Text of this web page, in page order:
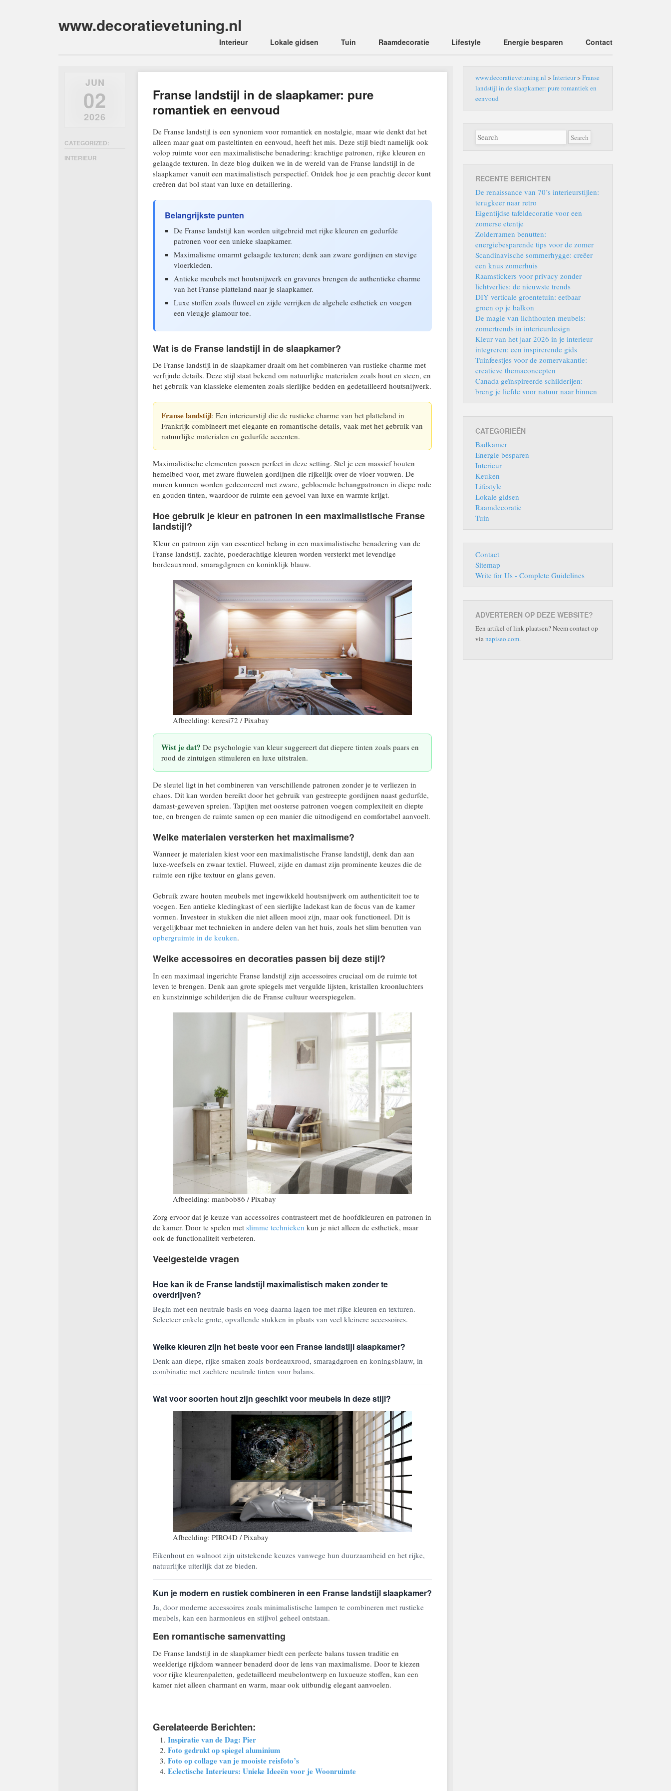
www.decoratievetuning.nl
Main menu
Interieur Lokale gidsen Tuin Raamdecoratie Lifestyle Energie besparen Contact
Franse landstijl in de slaapkamer: pure
romantiek en eenvoud
De Franse landstijl is een synoniem voor romantiek en nostalgie, maar wie denkt dat het
alleen maar gaat om pasteltinten en eenvoud, heeft het mis. Deze stijl biedt namelijk ook
volop ruimte voor een maximalistische benadering: krachtige patronen, rijke kleuren en
gelaagde texturen. In deze blog duiken we in de wereld van de Franse landstijl in de
slaapkamer vanuit een maximalistisch perspectief. Ontdek hoe je een prachtig decor kunt
creëren dat bol staat van luxe en detaillering.
Belangrijkste punten
De Franse landstijl kan worden uitgebreid met rijke kleuren en gedurfde
patronen voor een unieke slaapkamer.
Maximalisme omarmt gelaagde texturen; denk aan zware gordijnen en stevige
vloerkleden.
Antieke meubels met houtsnijwerk en gravures brengen de authentieke charme
van het Franse platteland naar je slaapkamer.
Luxe stoffen zoals fluweel en zijde verrijken de algehele esthetiek en voegen
een vleugje glamour toe.
Wat is de Franse landstijl in de slaapkamer?
De Franse landstijl in de slaapkamer draait om het combineren van rustieke charme met
verfijnde details. Deze stijl staat bekend om natuurlijke materialen zoals hout en steen, en
het gebruik van klassieke elementen zoals sierlijke bedden en gedetailleerd houtsnijwerk.
Franse landstijl: Een interieurstijl die de rustieke charme van het platteland in
Frankrijk combineert met elegante en romantische details, vaak met het gebruik van
natuurlijke materialen en gedurfde accenten.
Maximalistische elementen passen perfect in deze setting. Stel je een massief houten
hemelbed voor, met zware fluwelen gordijnen die rijkelijk over de vloer vouwen. De
muren kunnen worden gedecoreerd met zware, gebloemde behangpatronen in diepe rode
en gouden tinten, waardoor de ruimte een gevoel van luxe en warmte krijgt.
Hoe gebruik je kleur en patronen in een maximalistische Franse
landstijl?
Kleur en patroon zijn van essentieel belang in een maximalistische benadering van de
Franse landstijl. zachte, poederachtige kleuren worden versterkt met levendige
bordeauxrood, smaragdgroen en koninklijk blauw.
Afbeelding: keresi72 / Pixabay
Wist je dat? De psychologie van kleur suggereert dat diepere tinten zoals paars en
rood de zintuigen stimuleren en luxe uitstralen.
De sleutel ligt in het combineren van verschillende patronen zonder je te verliezen in
chaos. Dit kan worden bereikt door het gebruik van gestreepte gordijnen naast gedurfde,
damast-geweven spreien. Tapijten met oosterse patronen voegen complexiteit en diepte
toe, en brengen de ruimte samen op een manier die uitnodigend en comfortabel aanvoelt.
Welke materialen versterken het maximalisme?
Wanneer je materialen kiest voor een maximalistische Franse landstijl, denk dan aan
luxe-weefsels en zwaar textiel. Fluweel, zijde en damast zijn prominente keuzes die de
ruimte een rijke textuur en glans geven.
Gebruik zware houten meubels met ingewikkeld houtsnijwerk om authenticiteit toe te
voegen. Een antieke kledingkast of een sierlijke ladekast kan de focus van de kamer
vormen. Investeer in stukken die niet alleen mooi zijn, maar ook functioneel. Dit is
vergelijkbaar met technieken in andere delen van het huis, zoals het slim benutten van
opbergruimte in de keuken.
Welke accessoires en decoraties passen bij deze stijl?
In een maximaal ingerichte Franse landstijl zijn accessoires cruciaal om de ruimte tot
leven te brengen. Denk aan grote spiegels met vergulde lijsten, kristallen kroonluchters
en kunstzinnige schilderijen die de Franse cultuur weerspiegelen.
Afbeelding: manbob86 / Pixabay
Zorg ervoor dat je keuze van accessoires contrasteert met de hoofdkleuren en patronen in
de kamer. Door te spelen met slimme technieken kun je niet alleen de esthetiek, maar
ook de functionaliteit verbeteren.
Veelgestelde vragen
Hoe kan ik de Franse landstijl maximalistisch maken zonder te
overdrijven?
Begin met een neutrale basis en voeg daarna lagen toe met rijke kleuren en texturen.
Selecteer enkele grote, opvallende stukken in plaats van veel kleinere accessoires.
Welke kleuren zijn het beste voor een Franse landstijl slaapkamer?
Denk aan diepe, rijke smaken zoals bordeauxrood, smaragdgroen en koningsblauw, in
combinatie met zachtere neutrale tinten voor balans.
Wat voor soorten hout zijn geschikt voor meubels in deze stijl?
Afbeelding: PIRO4D / Pixabay
Eikenhout en walnoot zijn uitstekende keuzes vanwege hun duurzaamheid en het rijke,
natuurlijke uiterlijk dat ze bieden.
Kun je modern en rustiek combineren in een Franse landstijl slaapkamer?
Ja, door moderne accessoires zoals minimalistische lampen te combineren met rustieke
meubels, kan een harmonieus en stijlvol geheel ontstaan.
Een romantische samenvatting
De Franse landstijl in de slaapkamer biedt een perfecte balans tussen traditie en
weelderige rijkdom wanneer benaderd door de lens van maximalisme. Door te kiezen
voor rijke kleurenpaletten, gedetailleerd meubelontwerp en luxueuze stoffen, kan een
kamer niet alleen charmant en warm, maar ook uitbundig elegant aanvoelen.
Gerelateerde Berichten:
Inspiratie van de Dag: Pier
Foto gedrukt op spiegel aluminium
Foto op collage van je mooiste reisfoto’s
Eclectische Interieurs: Unieke Ideeën voor je Woonruimte
JUN
02
2026
CATEGORIZED:
INTERIEUR
www.decoratievetuning.nl > Interieur> Franse
landstijl in de slaapkamer: pure romantiek en
eenvoud
RECENTE BERICHTEN
De renaissance van 70’s interieurstijlen:
terugkeer naar retro
Eigentijdse tafeldecoratie voor een
zomerse etentje
Zolderramen benutten:
energiebesparende tips voor de zomer
Scandinavische sommerhygge: creëer
een knus zomerhuis
Raamstickers voor privacy zonder
lichtverlies: de nieuwste trends
DIY verticale groentetuin: eetbaar
groen op je balkon
De magie van lichthouten meubels:
zomertrends in interieurdesign
Kleur van het jaar 2026 in je interieur
integreren: een inspirerende gids
Tuinfeestjes voor de zomervakantie:
creatieve themaconcepten
Canada geïnspireerde schilderijen:
breng je liefde voor natuur naar binnen
CATEGORIEËN
Badkamer
Energie besparen
Interieur
Keuken
Lifestyle
Lokale gidsen
Raamdecoratie
Tuin
Contact
Sitemap
Write for Us - Complete Guidelines
ADVERTEREN OP DEZE WEBSITE?
Een artikel of link plaatsen? Neem contact op
vianapiseo.com.